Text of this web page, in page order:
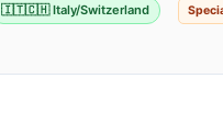
🇮🇹🇨🇭 Italy/Switzerland